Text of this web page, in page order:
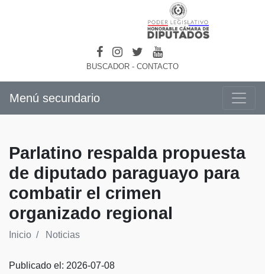
BUSCADOR - CONTACTO
Menú secundario
Parlatino respalda propuesta
de diputado paraguayo para
combatir el crimen
organizado regional
Inicio Noticias
Publicado el: 2026-07-08